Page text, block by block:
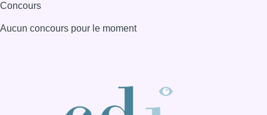
Concours
Aucun concours pour le moment